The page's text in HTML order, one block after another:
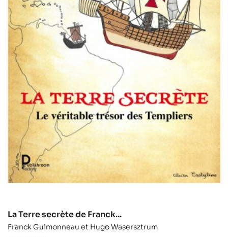
La Terre secrète de Franck...
Franck Guimonneau et Hugo Wasersztrum